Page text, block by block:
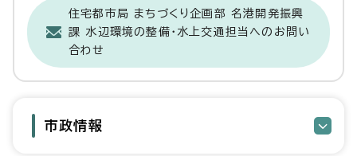
住宅都市局 まちづくり企画部 名港開発振興
課 水辺環境の整備・水上交通担当へのお問い
合わせ
市政情報